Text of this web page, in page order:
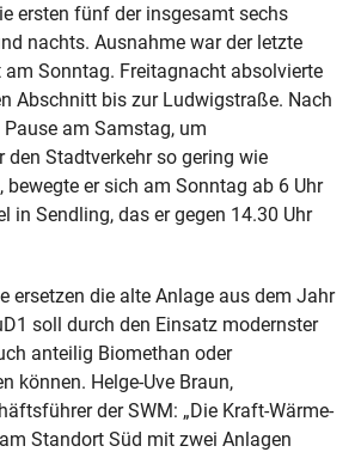
ersten fünf der insgesamt sechs
nachts. Ausnahme war der letzte
Sonntag. Freitagnacht absolvierte
Abschnitt bis zur Ludwigstraße. Nach
am Samstag, um
den Stadtverkehr so gering wie
bewegte er sich am Sonntag ab 6 Uhr
in Sendling, das er gegen 14.30 Uhr
ersetzen die alte Anlage aus dem Jahr
soll durch den Einsatz modernster
anteilig Biomethan oder
können. Helge-Uve Braun,
der SWM: „Die Kraft-Wärme-
Standort Süd mit zwei Anlagen